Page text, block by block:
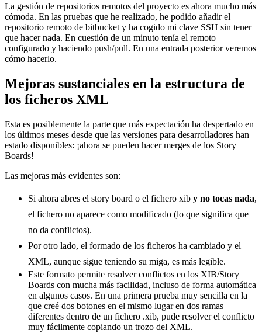
La gestión de repositorios remotos del proyecto es ahora mucho más
cómoda. En las pruebas que he realizado, he podido añadir el
repositorio remoto de bitbucket y ha cogido mi clave SSH sin tener
que hacer nada. En cuestión de un minuto tenía el remoto
configurado y haciendo push/pull. En una entrada posterior veremos
cómo hacerlo.
Mejoras sustanciales en la estructura de
los ficheros XML
Esta es posiblemente la parte que más expectación ha despertado en
los últimos meses desde que las versiones para desarrolladores han
estado disponibles: ¡ahora se pueden hacer merges de los Story
Boards!
Las mejoras más evidentes son:
Si ahora abres el story board o el fichero xib y no tocas nada,
el fichero no aparece como modificado (lo que significa que
no da conflictos).
Por otro lado, el formado de los ficheros ha cambiado y el
XML, aunque sigue teniendo su miga, es más legible.
Este formato permite resolver conflictos en los XIB/Story
Boards con mucha más facilidad, incluso de forma automática
en algunos casos. En una primera prueba muy sencilla en la
que creé dos botones en el mismo lugar en dos ramas
diferentes dentro de un fichero .xib, pude resolver el conflicto
muy fácilmente copiando un trozo del XML.